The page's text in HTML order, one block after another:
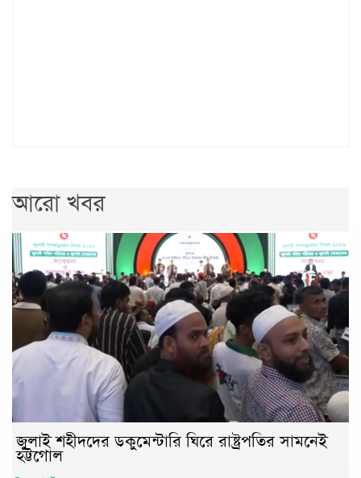
আরো খবর
জুলাই শহীদদের ডকুমেন্টারি ঘিরে রাষ্ট্রপতির সামনেই
হট্টগোল